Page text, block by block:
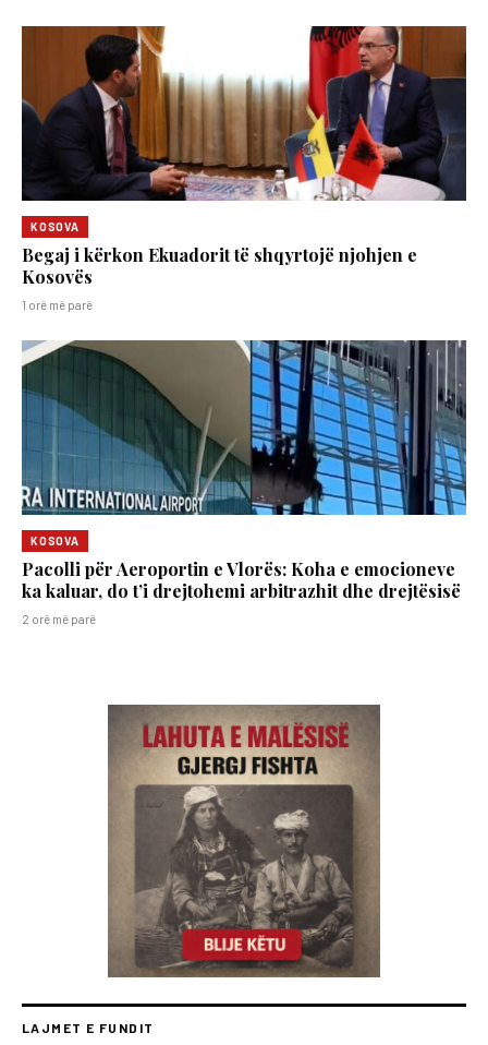
KOSOVA
Begaj i kërkon Ekuadorit të shqyrtojë njohjen e
Kosovës
1 orë më parë
KOSOVA
Pacolli për Aeroportin e Vlorës: Koha e emocioneve
ka kaluar, do t’i drejtohemi arbitrazhit dhe drejtësisë
2 orë më parë
LAJMET E FUNDIT